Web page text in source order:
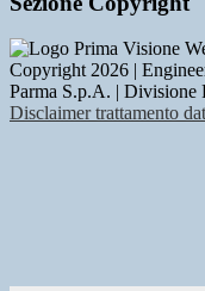
Copyright 2026 |
Parma S.p.A. |
Disclaimer trattamento